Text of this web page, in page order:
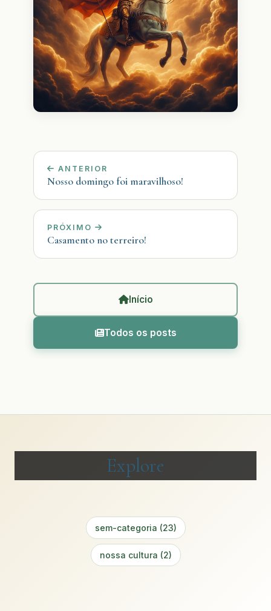
ANTERIOR
Nosso domingo foi maravilhoso!
PRÓXIMO
Casamento no terreiro!
Início
Todos os posts
Explore
sem-categoria (23)
nossa cultura (2)